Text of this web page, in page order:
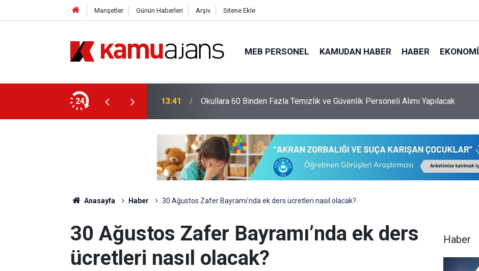
Manşetler Günün Haberleri Arşiv Sitene Ekle
MEB PERSONEL KAMUDAN HABER HABER EKONOMI
24
Aileye Devletten Destek 13:41 Okullara 60 Binden Fazla Temizlik ve Güvenlik Personeli Alımı Yapılacak
Anasayfa Haber 30 Ağustos Zafer Bayramı’nda ek ders ücretleri nasıl olacak?
30 Ağustos Zafer Bayramı’nda ek ders
ücretleri nasıl olacak?
Haber